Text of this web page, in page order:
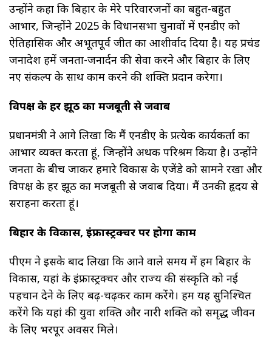
उन्होंने कहा कि बिहार के मेरे परिवारजनों का बहुत-बहुत
आभार, जिन्होंने 2025 के विधानसभा चुनावों में एनडीए को
ऐतिहासिक और अभूतपूर्व जीत का आशीर्वाद दिया है। यह प्रचंड
जनादेश हमें जनता-जनार्दन की सेवा करने और बिहार के लिए
नए संकल्प के साथ काम करने की शक्ति प्रदान करेगा।
विपक्ष के हर झूठ का मजबूती से जवाब
प्रधानमंत्री ने आगे लिखा कि मैं एनडीए के प्रत्येक कार्यकर्ता का
आभार व्यक्त करता हूं, जिन्होंने अथक परिश्रम किया है। उन्होंने
जनता के बीच जाकर हमारे विकास के एजेंडे को सामने रखा और
विपक्ष के हर झूठ का मजबूती से जवाब दिया। मैं उनकी हृदय से
सराहना करता हूं।
बिहार के विकास, इंफ्रास्ट्रक्चर पर होगा काम
पीएम ने इसके बाद लिखा कि आने वाले समय में हम बिहार के
विकास, यहां के इंफ्रास्ट्रक्चर और राज्य की संस्कृति को नई
पहचान देने के लिए बढ़-चढ़कर काम करेंगे। हम यह सुनिश्चित
करेंगे कि यहां की युवा शक्ति और नारी शक्ति को समृद्ध जीवन
के लिए भरपूर अवसर मिले।